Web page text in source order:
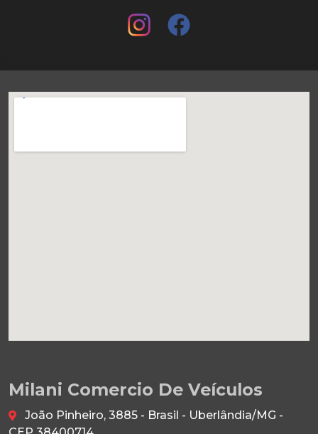
Milani Comercio De Veículos
João Pinheiro, 3885 - Brasil - Uberlândia/MG -